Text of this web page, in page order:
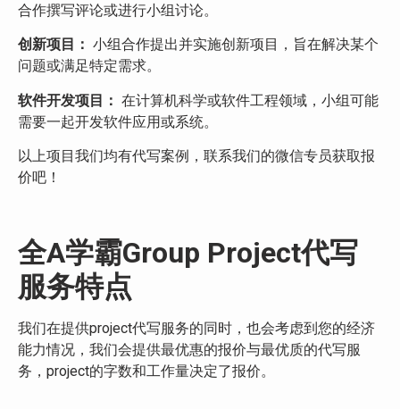
合作撰写评论或进行小组讨论。
创新项目： 小组合作提出并实施创新项目，旨在解决某个
问题或满足特定需求。
软件开发项目： 在计算机科学或软件工程领域，小组可能
需要一起开发软件应用或系统。
以上项目我们均有代写案例，联系我们的微信专员获取报
价吧！
全A学霸Group Project代写
服务特点
我们在提供project代写服务的同时，也会考虑到您的经济
能力情况，我们会提供最优惠的报价与最优质的代写服
务，project的字数和工作量决定了报价。